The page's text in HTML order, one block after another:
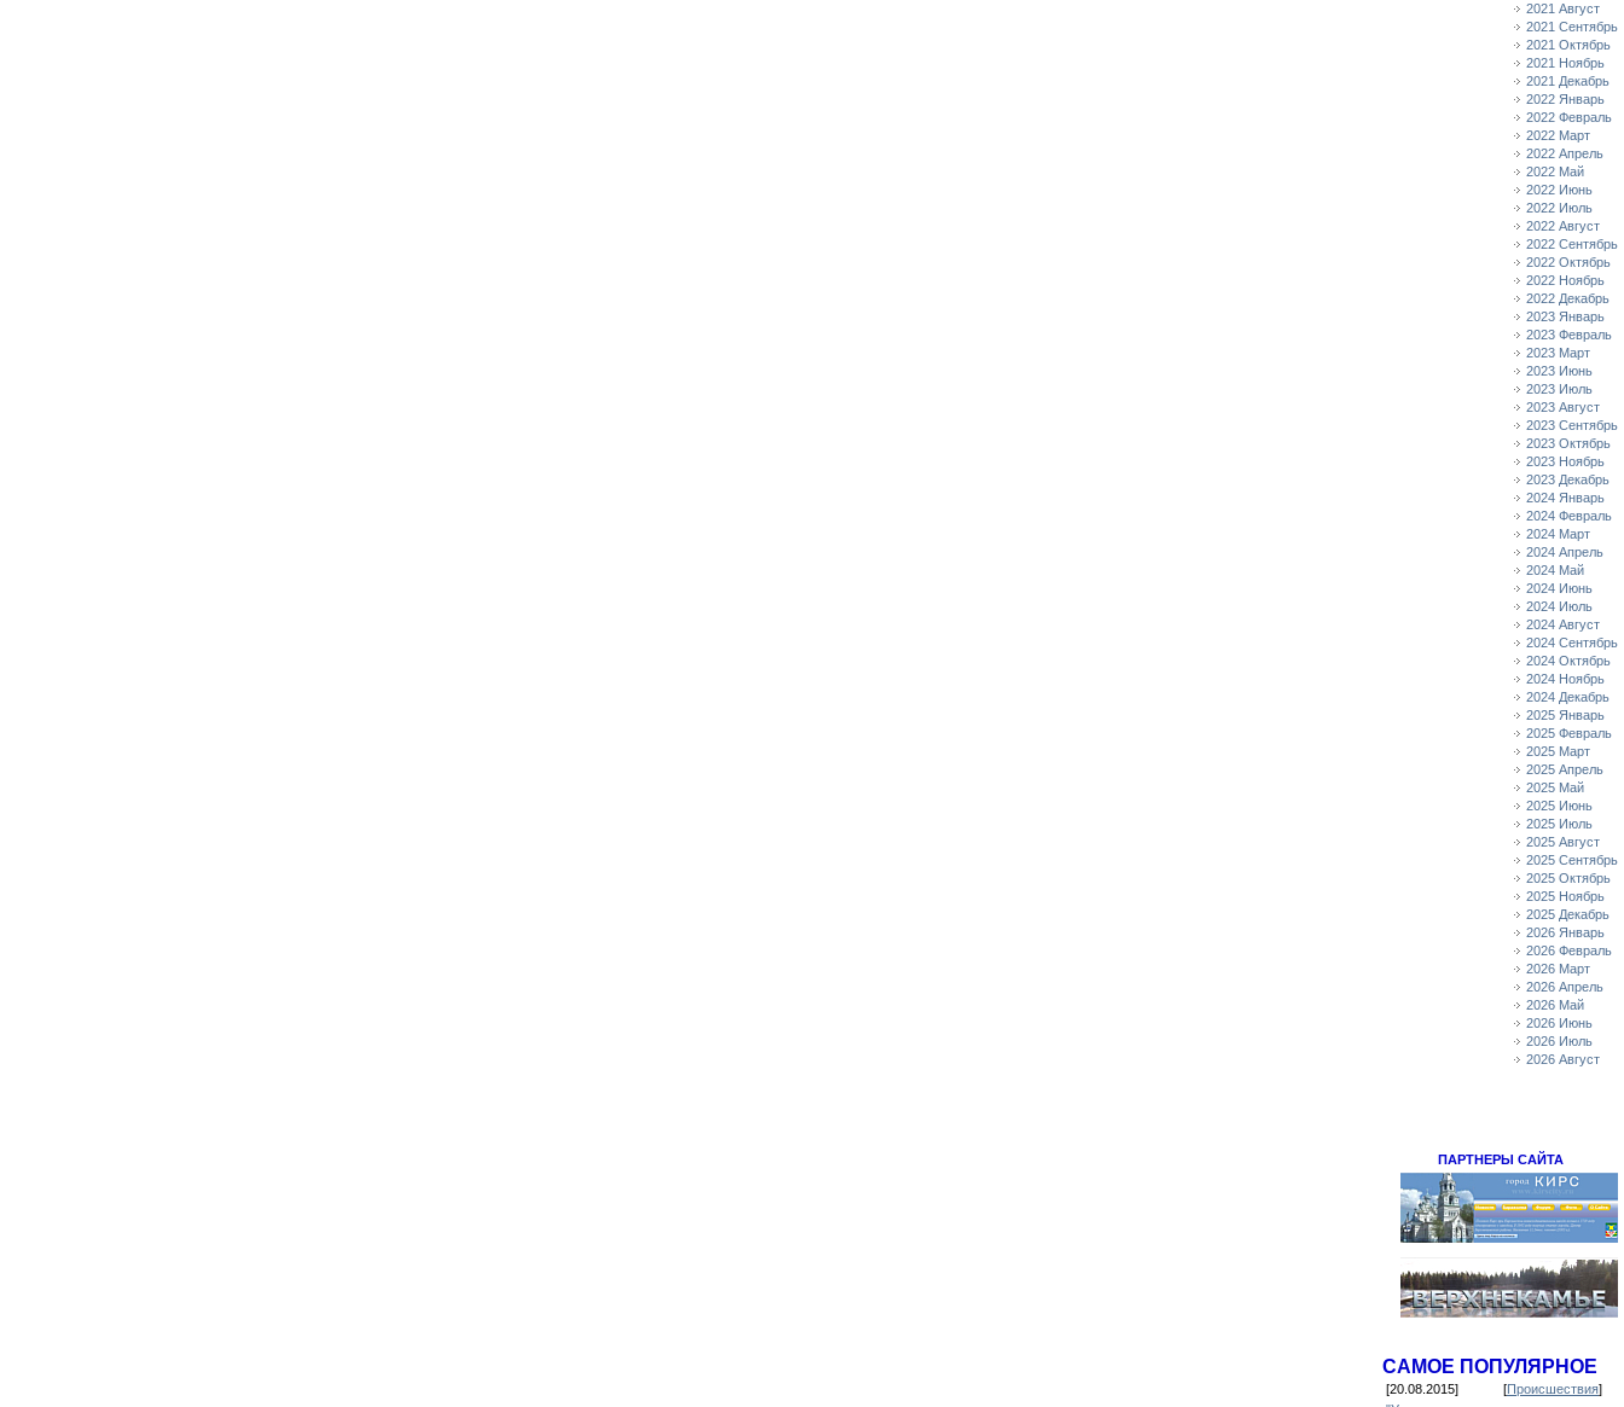
2021 Август
2021 Сентябрь
2021 Октябрь
2021 Ноябрь
2021 Декабрь
2022 Январь
2022 Февраль
2022 Март
2022 Апрель
2022 Май
2022 Июнь
2022 Июль
2022 Август
2022 Сентябрь
2022 Октябрь
2022 Ноябрь
2022 Декабрь
2023 Январь
2023 Февраль
2023 Март
2023 Июнь
2023 Июль
2023 Август
2023 Сентябрь
2023 Октябрь
2023 Ноябрь
2023 Декабрь
2024 Январь
2024 Февраль
2024 Март
2024 Апрель
2024 Май
2024 Июнь
2024 Июль
2024 Август
2024 Сентябрь
2024 Октябрь
2024 Ноябрь
2024 Декабрь
2025 Январь
2025 Февраль
2025 Март
2025 Апрель
2025 Май
2025 Июнь
2025 Июль
2025 Август
2025 Сентябрь
2025 Октябрь
2025 Ноябрь
2025 Декабрь
2026 Январь
2026 Февраль
2026 Март
2026 Апрель
2026 Май
2026 Июнь
2026 Июль
2026 Август
ПАРТНЕРЫ САЙТА
САМОЕ ПОПУЛЯРНОЕ
[20.08.2015] [Происшествия]